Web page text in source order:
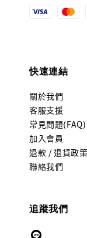
快速連結
關於我們
客服支援
常見問題(FAQ)
加入會員
退款 / 退貨政策
聯絡我們
追蹤我們